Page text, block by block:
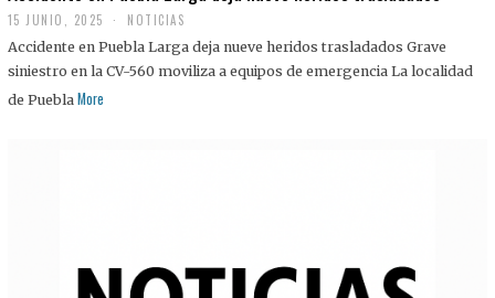
15 JUNIO, 2025 NOTICIAS
Accidente en Puebla Larga deja nueve heridos trasladados Grave
siniestro en la CV-560 moviliza a equipos de emergencia La localidad
de Puebla More